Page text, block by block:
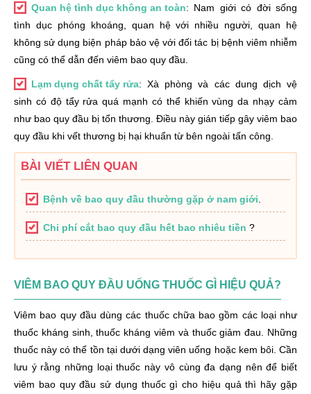
Quan hệ tình dục không an toàn: Nam giới có đời sống
tình dục phóng khoáng, quan hệ với nhiều người, quan hệ
không sử dụng biện pháp bảo vệ với đối tác bị bệnh viêm nhiễm
cũng có thể dẫn đến viêm bao quy đầu.
Lạm dụng chất tẩy rửa: Xà phòng và các dung dịch vệ
sinh có độ tẩy rửa quá mạnh có thể khiến vùng da nhạy cảm
như bao quy đầu bị tổn thương. Điều này gián tiếp gây viêm bao
quy đầu khi vết thương bị hại khuẩn từ bên ngoài tấn công.
BÀI VIẾT LIÊN QUAN
Bệnh về bao quy đầu thường gặp ở nam giới
Chi phí cắt bao quy đầu hết bao nhiêu tiền ?
VIÊM BAO QUY ĐẦU UỐNG THUỐC GÌ HIỆU QUẢ?
Viêm bao quy đầu dùng các thuốc chữa bao gồm các loại như
thuốc kháng sinh, thuốc kháng viêm và thuốc giảm đau. Những
thuốc này có thể tồn tại dưới dạng viên uống hoặc kem bôi. Cần
lưu ý rằng những loại thuốc này vô cùng đa dạng nên để biết
viêm bao quy đầu sử dụng thuốc gì cho hiệu quả thì hãy gặp